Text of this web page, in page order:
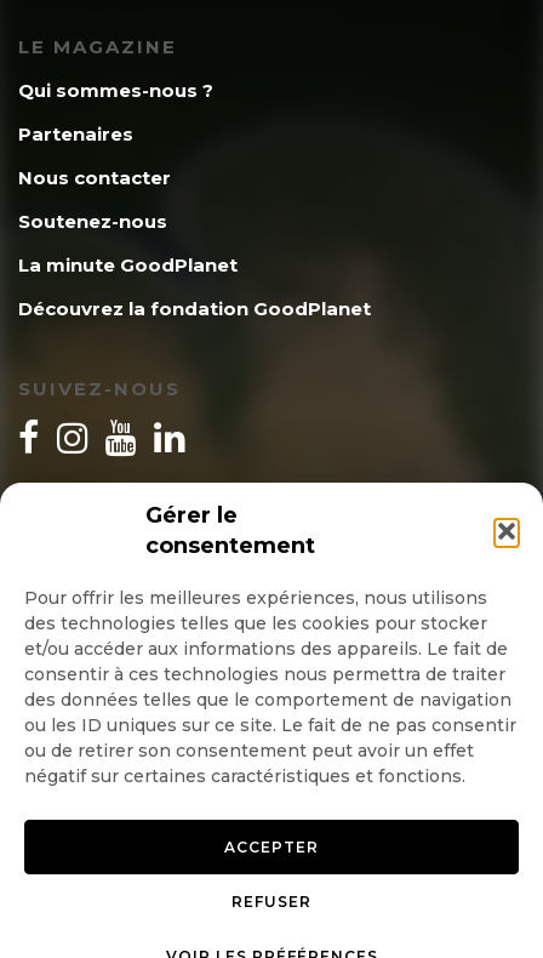
Gérer le
consentement
Pour offrir les meilleures expériences, nous utilisons
des technologies telles que les cookies pour stocker
et/ou accéder aux informations des appareils. Le fait de
consentir à ces technologies nous permettra de traiter
des données telles que le comportement de navigation
ou les ID uniques sur ce site. Le fait de ne pas consentir
ou de retirer son consentement peut avoir un effet
négatif sur certaines caractéristiques et fonctions.
ACCEPTER
REFUSER
LE MAGAZINE
Qui sommes-nous ?
Partenaires
Nous contacter
Soutenez-nous
La minute GoodPlanet
Découvrez la fondation GoodPlanet
SUIVEZ-NOUS
INSCRIPTION NEWSLETTER
Quotidienne
Hebdo
OK